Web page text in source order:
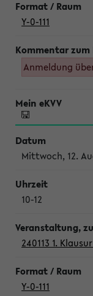
Y-0-111
Anmeldung
Mittwoch, 12.
10-12
240113 1.
Y-0-111